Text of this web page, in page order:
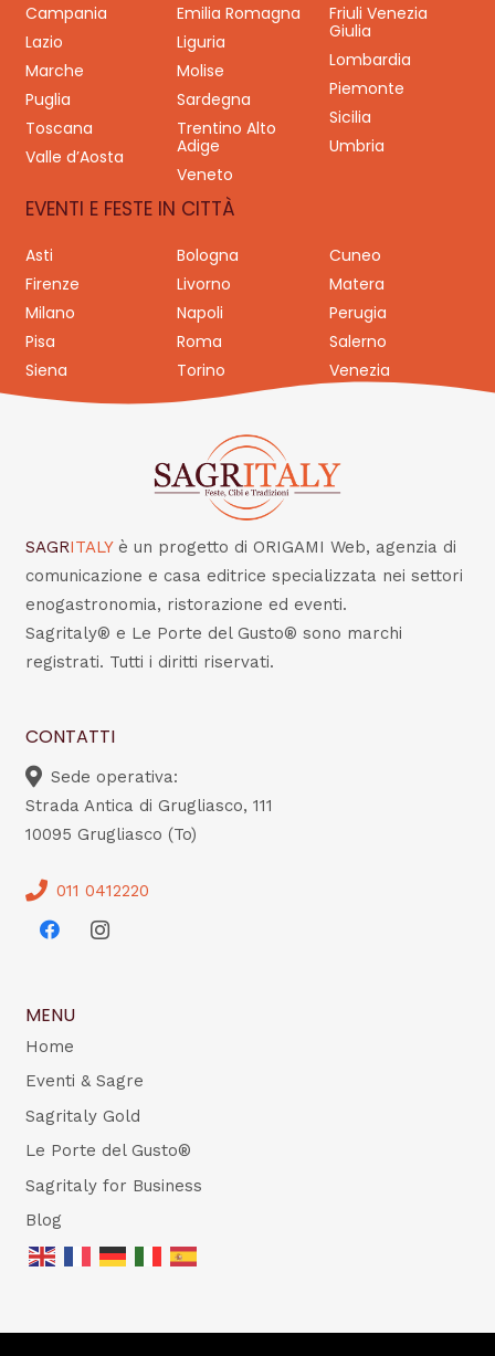
Campania
Emilia Romagna
Friuli Venezia
Giulia
Lazio
Liguria
Lombardia
Marche
Molise
Piemonte
Puglia
Sardegna
Sicilia
Toscana
Trentino Alto
Adige
Umbria
Valle d’Aosta
Veneto
EVENTI E FESTE IN CITTÀ
Asti Bologna
Cuneo
Firenze
Livorno
Matera
Milano
Napoli
Perugia
Pisa
Roma
Salerno
Siena
Torino Venezia
SAGRITALY è un progetto di ORIGAMI Web, agenzia di
comunicazione e casa editrice specializzata nei settori
enogastronomia, ristorazione ed eventi.
Sagritaly® e Le Porte del Gusto® sono marchi
registrati. Tutti i diritti riservati.
CONTATTI
Sede operativa:
Strada Antica di Grugliasco, 111
10095 Grugliasco (To)
011 0412220
MENU
Home
Eventi & Sagre
Sagritaly Gold
Le Porte del Gusto®
Sagritaly for Business
Blog